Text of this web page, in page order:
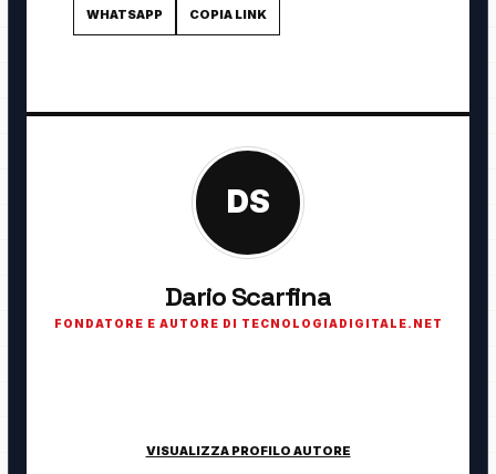
WHATSAPP COPIA LINK
DS
Dario Scarfina
FONDATORE E AUTORE DI TECNOLOGIADIGITALE.NET
VISUALIZZA PROFILO AUTORE